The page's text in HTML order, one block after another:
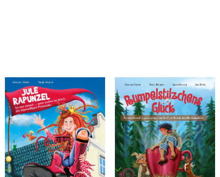
Härter, Simone
Jule Rapunzel - Es war einmal ...
ganz anders im Reich der
eigenwilligen Prinzessin.
Härter Verlag, 2025
16,00 €
Versandkostenfrei in DE
Härter, Simone
Rumpelstilzchens Glück. Es war
einmal ... ganz anders im Dorf am
Rande des Munkelwaldes
Härter Verlag, 2025
16,00 €
Versandkostenfrei in DE